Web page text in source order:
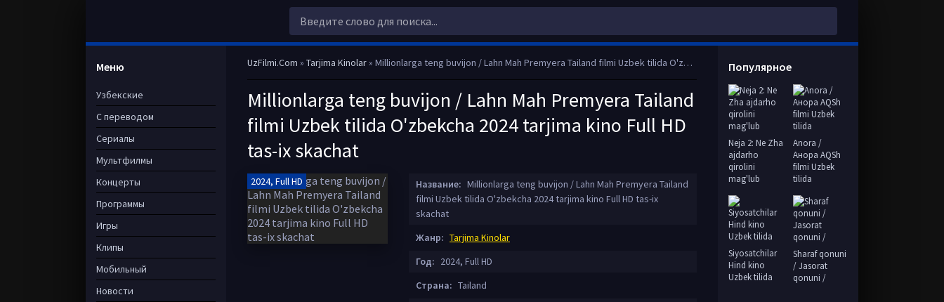
UzFilmi.Com » Tarjima Kinolar» Millionlarga teng buvijon / Lahn Mah Premyera Tailand filmi Uzbek tilida O'zbekcha 2024 tarjima kino Full HD tas-ix skachat
Millionlarga teng buvijon / Lahn Mah Premyera Tailand
filmi Uzbek tilida O'zbekcha 2024 tarjima kino Full HD
tas-ix skachat
2024, Full HD Название: Millionlarga teng buvijon / Lahn Mah Premyera Tailand
filmi Uzbek tilida O'zbekcha 2024 tarjima kino Full HD tas-ix
skachat
Жанр: Tarjima Kinolar
Год: 2024, Full HD
Страна: Tailand
Меню
Узбекские
С переводом
Сериалы
Мультфилмы
Концерты
Программы
Игры
Клипы
Мобильный
Новости
Популярное
Neja 2: Ne Zha
ajdarho
qirolini
mag'lub
Anora /
Анора AQSh
filmi Uzbek
tilida
Siyosatchilar
Hind kino
Uzbek tilida
Sharaf qonuni
/ Jasorat
qonuni /